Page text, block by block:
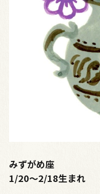
みずがめ座
1/20〜2/18生まれ